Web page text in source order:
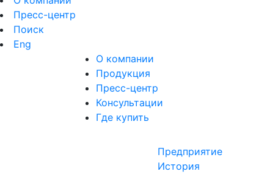
Пресс-центр
Поиск
Eng
О компании
Продукция
Пресс-центр
Консультации
Где купить
Предприятие
История